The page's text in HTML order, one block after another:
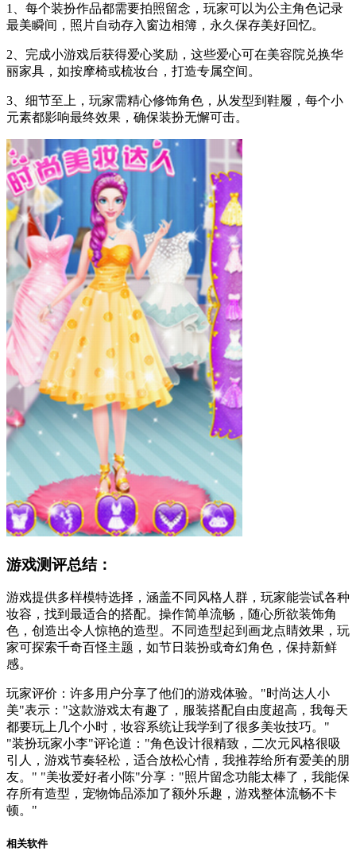
1、每个装扮作品都需要拍照留念，玩家可以为公主角色记录
最美瞬间，照片自动存入窗边相簿，永久保存美好回忆。
2、完成小游戏后获得爱心奖励，这些爱心可在美容院兑换华
丽家具，如按摩椅或梳妆台，打造专属空间。
3、细节至上，玩家需精心修饰角色，从发型到鞋履，每个小
元素都影响最终效果，确保装扮无懈可击。
游戏测评总结：
游戏提供多样模特选择，涵盖不同风格人群，玩家能尝试各种
妆容，找到最适合的搭配。操作简单流畅，随心所欲装饰角
色，创造出令人惊艳的造型。不同造型起到画龙点睛效果，玩
家可探索千奇百怪主题，如节日装扮或奇幻角色，保持新鲜
感。
玩家评价：许多用户分享了他们的游戏体验。"时尚达人小
美"表示："这款游戏太有趣了，服装搭配自由度超高，我每天
都要玩上几个小时，妆容系统让我学到了很多美妆技巧。"
"装扮玩家小李"评论道："角色设计很精致，二次元风格很吸
引人，游戏节奏轻松，适合放松心情，我推荐给所有爱美的朋
友。" "美妆爱好者小陈"分享："照片留念功能太棒了，我能保
存所有造型，宠物饰品添加了额外乐趣，游戏整体流畅不卡
顿。"
相关软件